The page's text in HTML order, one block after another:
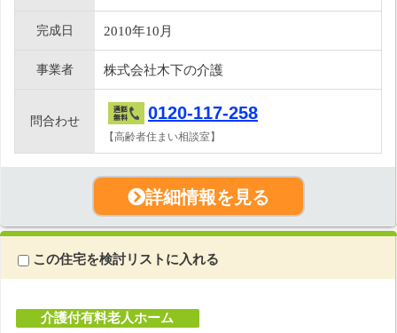
完成日 2010年10月
事業者 株式会社木下の介護
問合わせ 0120-117-258
【高齢者住まい相談室】
詳細情報を見る
この住宅を検討リストに入れる
介護付有料老人ホーム